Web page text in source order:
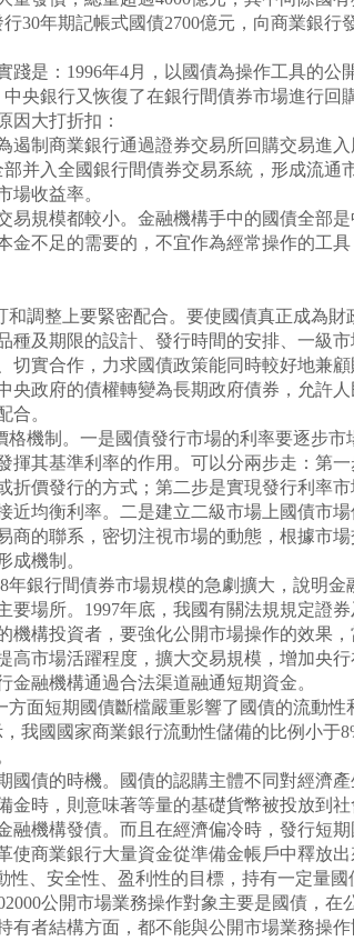
30年期記帳式國債2700億元，向商業銀
：1996年4月，以國債為操作工具的公
央銀行又恢復了在銀行間債券市場進行
因大打折扣：
制商業銀行通過證券交易所回購交易進
并入全國銀行間債券交易系統，形成流
場收益率。
規模都較小。金融機構手中的國債全部
金不足的需要的，不宜作為經常操作的工
整上要緊密配合。要使國債真正成為財
種及期限的設計、發行時間的安排、一級
切實合作，力求國債政策能同時較好地兼
央政府的債權轉變為長期政府債券，允許
合。
制。一是國債發行市場的利率要逐步市
揮其基準利率的作用。可以分兩步走：第
折價發行的方式；第二步是實現發行利率
近均衡利率。二是建立二級市場上國債市
商的聯系，密切注視市場的動態，根據市
機制。
銀行間債券市場規模的急劇擴大，說明金
要場所。1997年底，我國有關法規規定證
機構投資者，要強化公開市場操作的效果
高市場活躍程度，擴大交易規模，增加央
融機構通過合法渠道融通短期資金。
短期國債斷檔嚴重影響了國債的流動性
我國國家商業銀行流動性儲備的比例小于
債的時機。國債的認購主體不同對經濟
金時，則意味著等量的基礎貨幣被投放到
融機構發債。而且在經濟偏冷時，發行短
使商業銀行大量資金從準備金帳戶中釋放
性、安全性、盈利性的目標，持有一定量
公開市場業務操作對象主要是國債，
有者結構方面，都不能與公開市場業務操